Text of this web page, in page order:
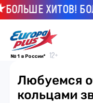
ХИТОВ!
№ 1 в России*
Любуемся
кольцами